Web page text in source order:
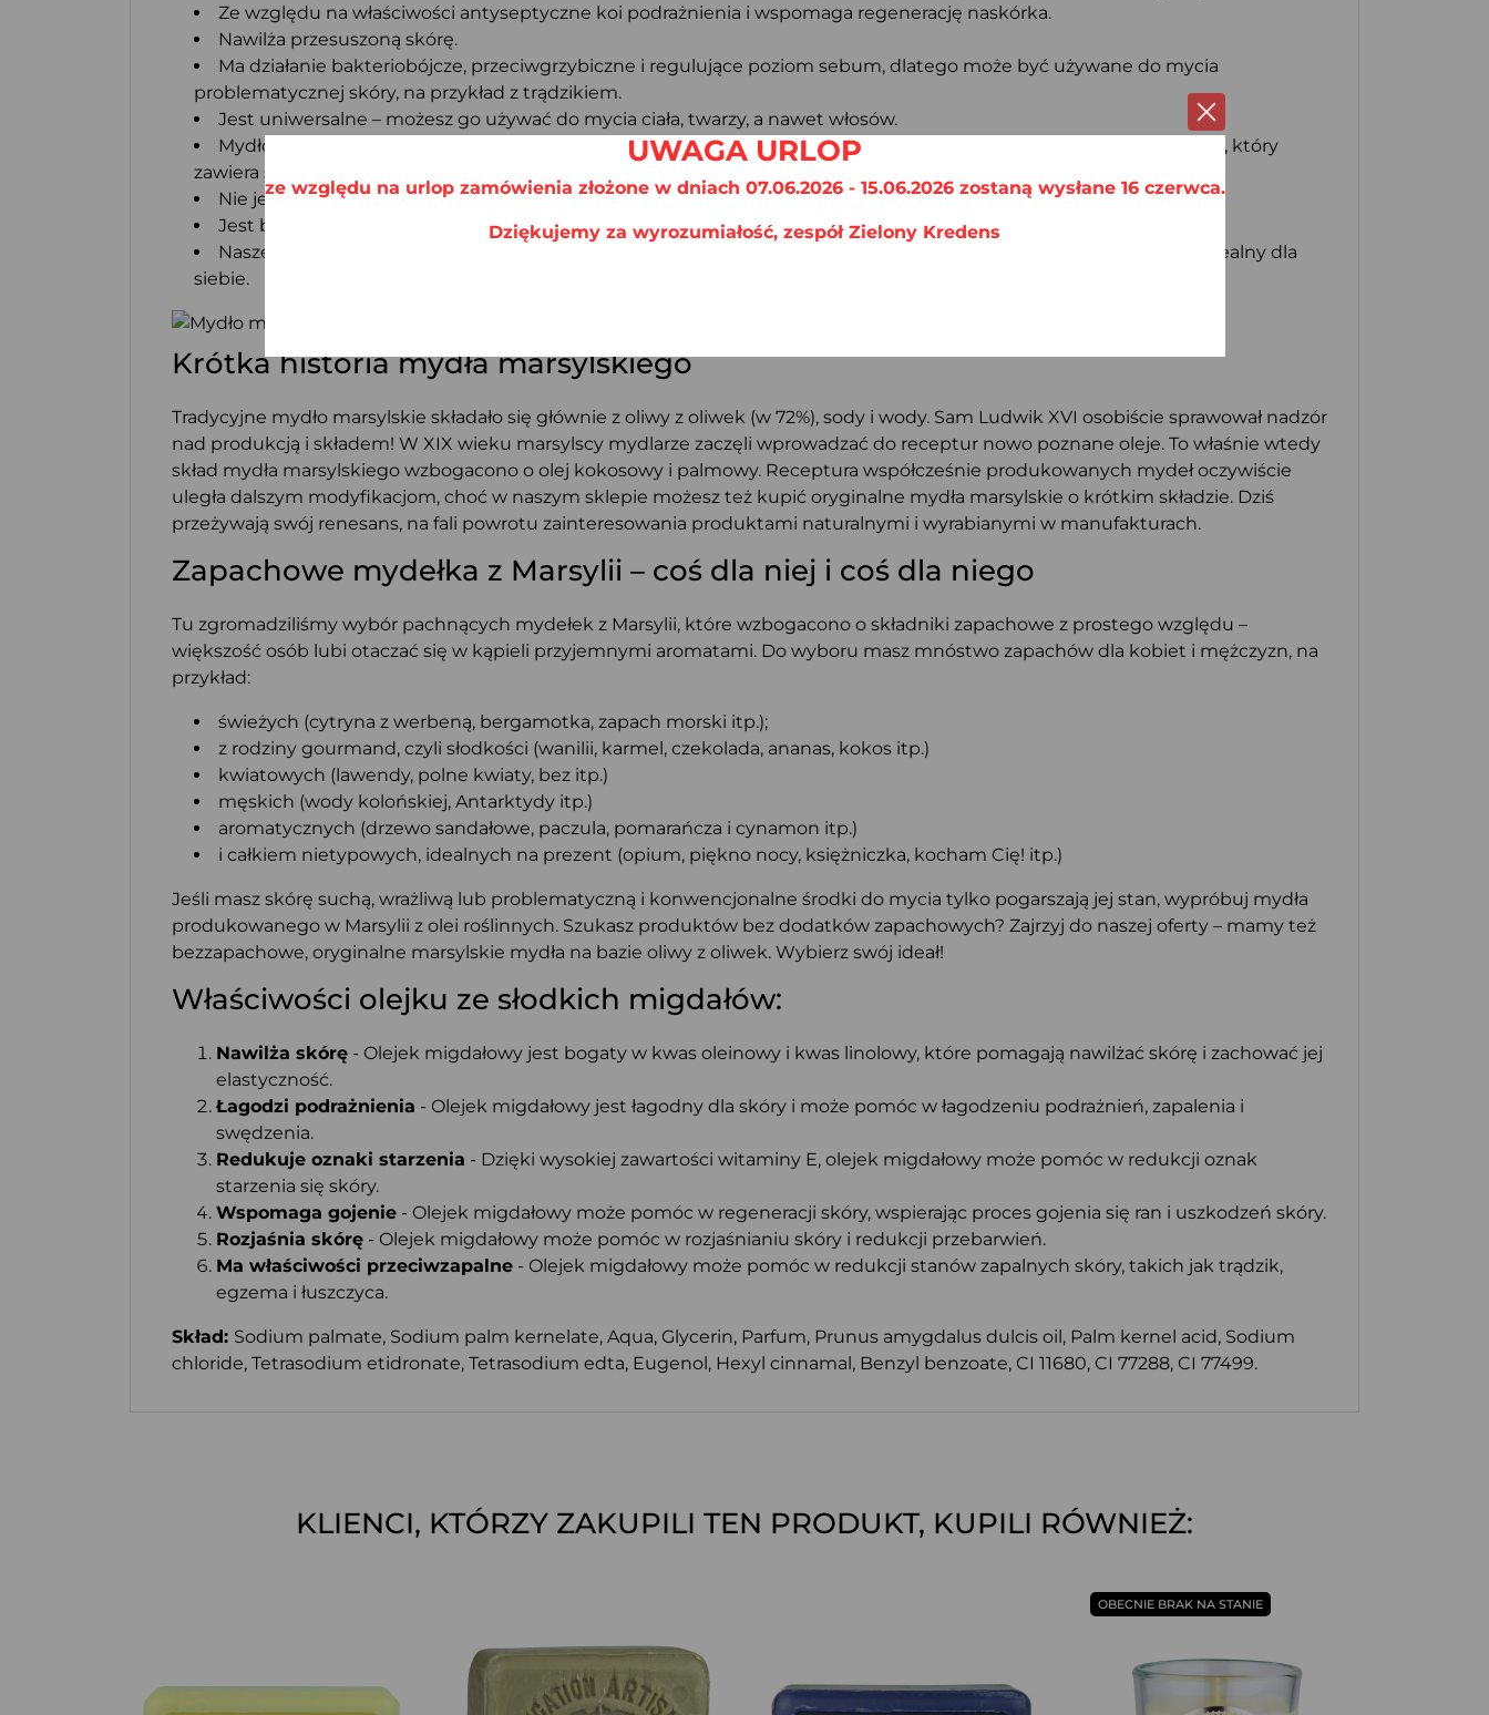
Ze względu na właściwości antyseptyczne koi podrażnienia i wspomaga regenerację naskórka.
Nawilża przesuszoną skórę.
Ma działanie bakteriobójcze, przeciwgrzybiczne i regulujące poziom sebum, dlatego może być używane do mycia
problematycznej skóry, na przykład z trądzikiem.
Jest uniwersalne – możesz go używać do mycia ciała, twarzy, a nawet włosów.
Mydło marsylskie jest produktem powstałym na bazie naturalnych substancji, w tym przypadku oleju palmowego, który
zawiera sporą ilość witaminy E chroniącej przez działaniem wolnych rodników i czynników zewnętrznych.
Nie jest testowane na zwierzętach.
Jest biodegradowalne i przyjazne dla środowiska.
Nasze mydełka z Marsylii dodatkowo pięknie pachną. Wybór aromatów jest bardzo szeroki, więc każdy znajdzie idealny dla
siebie.
Krótka historia mydła marsylskiego
Tradycyjne mydło marsylskie składało się głównie z oliwy z oliwek (w 72%), sody i wody. Sam Ludwik XVI osobiście sprawował nadzór
nad produkcją i składem! W XIX wieku marsylscy mydlarze zaczęli wprowadzać do receptur nowo poznane oleje. To właśnie wtedy
skład mydła marsylskiego wzbogacono o olej kokosowy i palmowy. Receptura współcześnie produkowanych mydeł oczywiście
uległa dalszym modyfikacjom, choć w naszym sklepie możesz też kupić oryginalne mydła marsylskie o krótkim składzie. Dziś
przeżywają swój renesans, na fali powrotu zainteresowania produktami naturalnymi i wyrabianymi w manufakturach.
Zapachowe mydełka z Marsylii – coś dla niej i coś dla niego
Tu zgromadziliśmy wybór pachnących mydełek z Marsylii, które wzbogacono o składniki zapachowe z prostego względu –
większość osób lubi otaczać się w kąpieli przyjemnymi aromatami. Do wyboru masz mnóstwo zapachów dla kobiet i mężczyzn, na
przykład:
świeżych (cytryna z werbeną, bergamotka, zapach morski itp.);
z rodziny gourmand, czyli słodkości (wanilii, karmel, czekolada, ananas, kokos itp.)
kwiatowych (lawendy, polne kwiaty, bez itp.)
męskich (wody kolońskiej, Antarktydy itp.)
aromatycznych (drzewo sandałowe, paczula, pomarańcza i cynamon itp.)
i całkiem nietypowych, idealnych na prezent (opium, piękno nocy, księżniczka, kocham Cię! itp.)
Jeśli masz skórę suchą, wrażliwą lub problematyczną i konwencjonalne środki do mycia tylko pogarszają jej stan, wypróbuj mydła
produkowanego w Marsylii z olei roślinnych. Szukasz produktów bez dodatków zapachowych? Zajrzyj do naszej oferty – mamy też
bezzapachowe, oryginalne marsylskie mydła na bazie oliwy z oliwek. Wybierz swój ideał!
Właściwości olejku ze słodkich migdałów:
Nawilża skórę - Olejek migdałowy jest bogaty w kwas oleinowy i kwas linolowy, które pomagają nawilżać skórę i zachować jej
elastyczność.
Łagodzi podrażnienia - Olejek migdałowy jest łagodny dla skóry i może pomóc w łagodzeniu podrażnień, zapalenia i
swędzenia.
Redukuje oznaki starzenia - Dzięki wysokiej zawartości witaminy E, olejek migdałowy może pomóc w redukcji oznak
starzenia się skóry.
Wspomaga gojenie - Olejek migdałowy może pomóc w regeneracji skóry, wspierając proces gojenia się ran i uszkodzeń skóry.
Rozjaśnia skórę - Olejek migdałowy może pomóc w rozjaśnianiu skóry i redukcji przebarwień.
Ma właściwości przeciwzapalne - Olejek migdałowy może pomóc w redukcji stanów zapalnych skóry, takich jak trądzik,
egzema i łuszczyca.
Skład: Sodium palmate, Sodium palm kernelate, Aqua, Glycerin, Parfum, Prunus amygdalus dulcis oil, Palm kernel acid, Sodium
chloride, Tetrasodium etidronate, Tetrasodium edta, Eugenol, Hexyl cinnamal, Benzyl benzoate, CI 11680, CI 77288, CI 77499.
KLIENCI, KTÓRZY ZAKUPILI TEN PRODUKT, KUPILI RÓWNIEŻ:
SZYBKI PODGLĄD SZYBKI PODGLĄD SZYBKI PODGLĄD SZYBKI PODGLĄD
OBECNIE BRAK NA STANIE
UWAGA URLOP
ze względu na urlop zamówienia złożone w dniach 07.06.2026 - 15.06.2026 zostaną wysłane 16 czerwca.
Dziękujemy za wyrozumiałość, zespół Zielony Kredens